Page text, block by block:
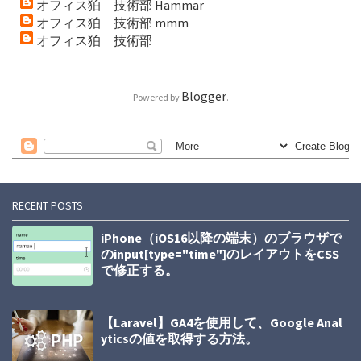
オフィス狛 技術部 Hammar
オフィス狛 技術部 mmm
オフィス狛 技術部
Powered by Blogger.
RECENT POSTS
iPhone（iOS16以降の端末）のブラウザで
のinput[type="time"]のレイアウトをCSS
で修正する。
【Laravel】GA4を使用して、Google Anal
yticsの値を取得する方法。